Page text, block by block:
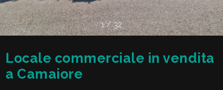
1 / 32
Locale commerciale in vendita
a Camaiore
VALE
LA
Provincia
Comune